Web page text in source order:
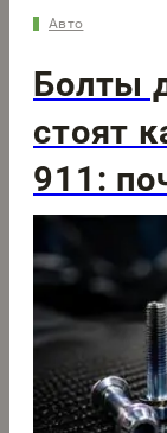
Авто
Болты
стоят
911: